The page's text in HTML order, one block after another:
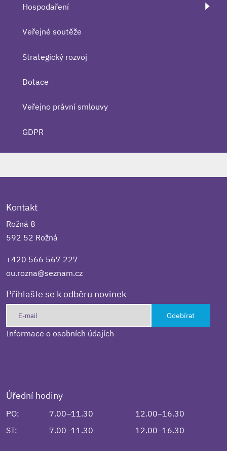
Hospodaření
Veřejné soutěže
Strategický rozvoj
Dotace
Veřejno právní smlouvy
GDPR
Kontakt
Rožná 8
592 52 Rožná
+420 566 567 227
ou.rozna@seznam.cz
Přihlašte se k odběru novinek
Odebírat
Informace o osobních údajích
Úřední hodiny
PO: 7.00–11.30
12.00–16.30
ST:
7.00–11.30 12.00–16.30